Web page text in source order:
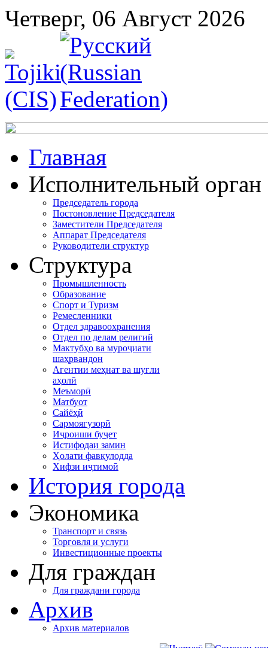
Четверг, 06 Август 2026
Главная
Исполнительный орган
Председатель города
Постоновление Председателя
Заместители Председателя
Аппарат Председателя
Руководители структур
Структура
Промышленность
Образование
Спорт и Туризм
Ремесленники
Отдел здравоохранения
Отдел по делам религий
Мактубҳо ва муроҷиати
шаҳрвандон
Агентии меҳнат ва шуғли
аҳолӣ
Меъморӣ
Матбуот
Сайёҳӣ
Сармоягузорӣ
Иҷроиши буҷет
Истифодаи замин
Ҳолати фавқулодда
Хифзи иҷтимоӣ
История города
Экономика
Транспорт и связь
Торговля и услуги
Инвестиционные проекты
Для граждан
Для граждани города
Архив
Архив материалов